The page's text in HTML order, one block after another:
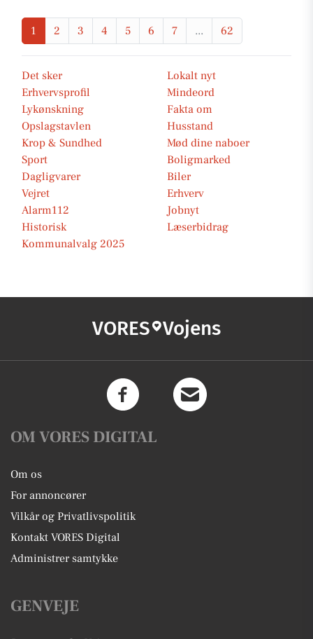
1 2 3 4 5 6 7 ... 62
Det sker
Lokalt nyt
Erhvervsprofil
Mindeord
Lykønskning
Fakta om
Opslagstavlen
Husstand
Krop & Sundhed
Mød dine naboer
Sport
Boligmarked
Dagligvarer
Biler
Vejret
Erhverv
Alarm112
Jobnyt
Historisk
Læserbidrag
Kommunalvalg 2025
VORES Vojens
OM VORES DIGITAL
Om os
For annoncører
Vilkår og Privatlivspolitik
Kontakt VORES Digital
Administrer samtykke
GENVEJE